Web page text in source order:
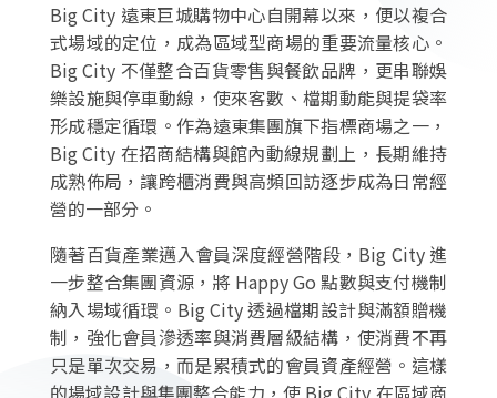
Big City 遠東巨城購物中心自開幕以來，便以複合
式場域的定位，成為區域型商場的重要流量核心。
Big City 不僅整合百貨零售與餐飲品牌，更串聯娛
樂設施與停車動線，使來客數、檔期動能與提袋率
形成穩定循環。作為遠東集團旗下指標商場之一，
Big City 在招商結構與館內動線規劃上，長期維持
成熟佈局，讓跨櫃消費與高頻回訪逐步成為日常經
營的一部分。
隨著百貨產業邁入會員深度經營階段，Big City 進
一步整合集團資源，將 Happy Go 點數與支付機制
納入場域循環。Big City 透過檔期設計與滿額贈機
制，強化會員滲透率與消費層級結構，使消費不再
只是單次交易，而是累積式的會員資產經營。這樣
的場域設計與集團整合能力，使 Big City 在區域商